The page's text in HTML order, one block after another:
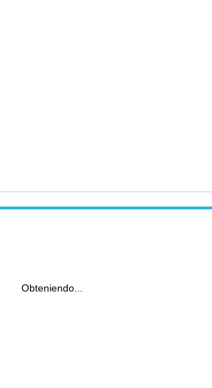
Obteniendo...